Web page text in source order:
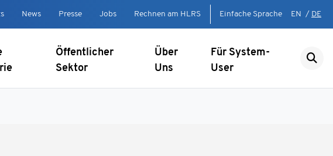
News Presse Jobs Rechnen am HLRS Einfache Sprache EN / DE
Öffentlicher
Sektor
Über
Uns
Für System-
User